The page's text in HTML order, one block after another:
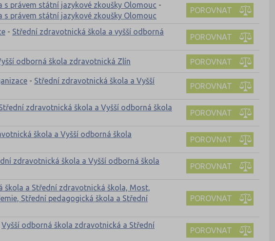
právem státní jazykové zkoušky Olomouc -
právem státní jazykové zkoušky Olomouc
POROVNAT
- Střední zdravotnická škola a vyšší odborná
POROVNAT
odborná škola zdravotnická Zlín POROVNAT
- Střední zdravotnická škola a Vyšší
POROVNAT
zdravotnická škola a Vyšší odborná škola
POROVNAT
škola a Vyšší odborná škola
POROVNAT
zdravotnická škola a Vyšší odborná škola
POROVNAT
škola a Střední zdravotnická škola, Most,
Střední pedagogická škola a Střední
POROVNAT
Vyšší odborná škola zdravotnická a Střední
POROVNAT